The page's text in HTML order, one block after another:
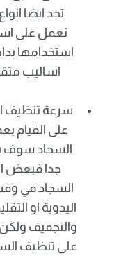
تجد ايضا
نعمل على
استخدامها
اساليب
سرعة تنظيف
على القيام
السجاد سوف
جدا فبعض
السجاد في
اليدوية او
والتجفيف ولكن
على تنظيف